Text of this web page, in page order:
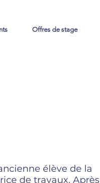
Offres de stage
élève de la
de travaux. Après